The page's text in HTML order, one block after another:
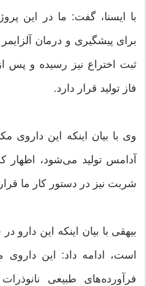
با ایسنا، گفت: ما در این
برای پیشگیری و درمان آلزایمر
ثبت اختراع نیز رسیده و پس از
فاز تولید قرار دارد.
وی با بیان اینکه این
آدامس تولید می‌شود، اظهار
شربت نیز در دستور کار ما
بیهقی با بیان اینکه این دارو
است، ادامه داد: این داروی
فرآورده‌های طبیعی